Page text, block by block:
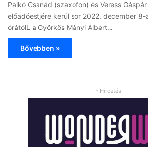
Palkó Csanád (szaxofon) és Veress
előadóestjére kerül sor 2022. december 8-
órátólL a Györkös Mányi Albert…
Bővebben »
- Hirdetés -